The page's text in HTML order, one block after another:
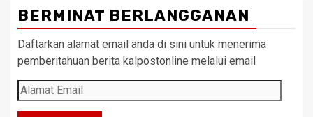
BERMINAT BERLANGGANAN
Daftarkan alamat email anda di sini untuk menerima
pemberitahuan berita kalpostonline melalui email
Alamat
Email